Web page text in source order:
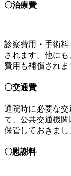
〇治療費
診察費用・手術
されます。他に
費用も補償されま
〇交通費
通院時に必要な
て、公共交通機
保管しておきまし
〇慰謝料